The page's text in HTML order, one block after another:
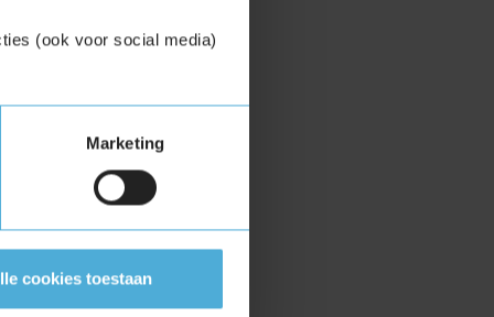
(ook voor social media)
Marketing
cookies toestaan